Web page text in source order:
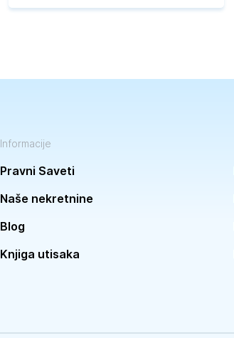
Informacije
Pravni Saveti
Naše nekretnine
Blog
Knjiga utisaka